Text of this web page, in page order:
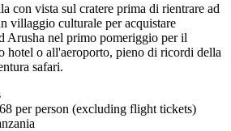
con vista sul cratere prima di rientrare ad
villaggio culturale per acquistare
Arusha nel primo pomeriggio per il
hotel o all'aeroporto, pieno di ricordi della
safari.
per person (excluding flight tickets)